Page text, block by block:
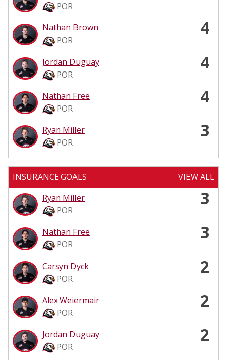
POR
Nathan Brown
POR
4
Jordan Duguay
POR
4
Nathan Free
POR
4
Ryan Miller
POR
3
INSURANCE GOALS
VIEW ALL
Ryan Miller
POR
3
Nathan Free
POR
3
Carsyn Dyck
POR
2
Alex Weiermair
POR
2
Jordan Duguay
POR
2